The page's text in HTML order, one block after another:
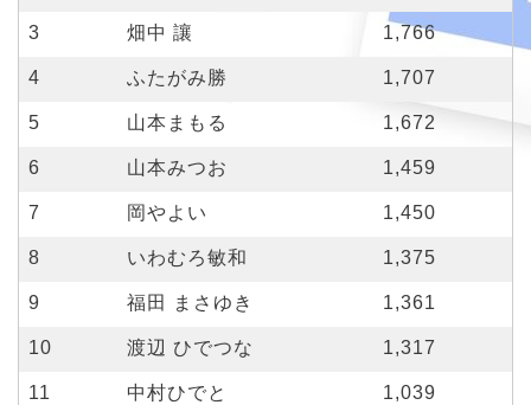
3 畑中 讓 1,766
4 ふたがみ勝 1,707
5 山本まもる 1,672
6 山本みつお 1,459
7 岡やよい 1,450
8 いわむろ敏和 1,375
9 福田 まさゆき 1,361
10 渡辺 ひでつな 1,317
11 中村ひでと 1,039